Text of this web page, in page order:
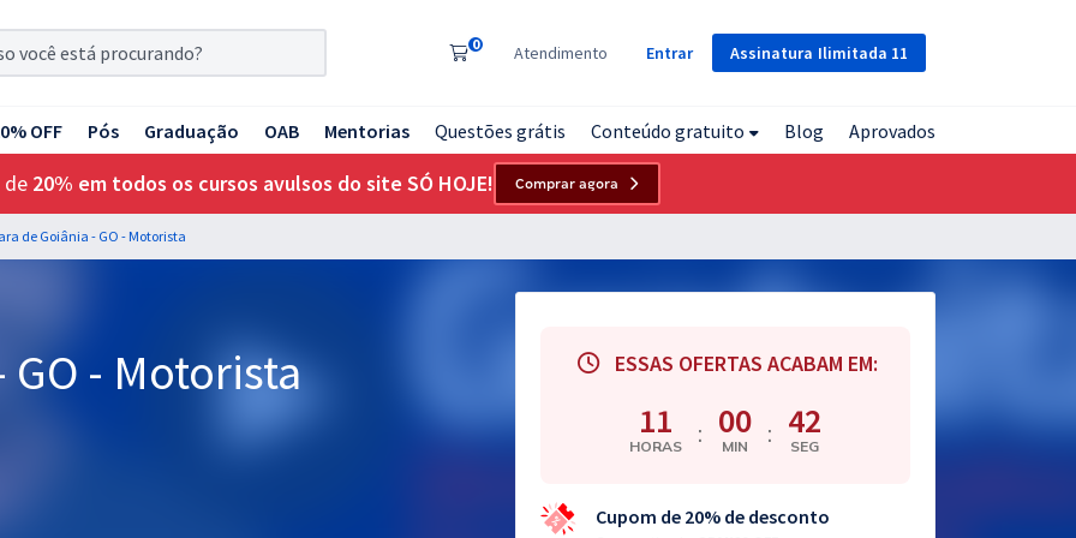
Assinatura Ilimitada 11
0 Atendimento Entrar
OFF Pós Graduação OAB Mentorias Questões grátis Conteúdo gratuito Blog Aprovados
de 20% em todos os cursos avulsos do site SÓ HOJE! Comprar agora
de Goiânia - GO - Motorista
GO - Motorista ESSAS OFERTAS ACABAM EM:
11
HORAS : 00
MIN : 41
SEG
Cupom de 20% de desconto